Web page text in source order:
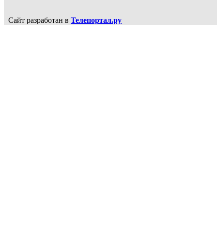
Сайт разработан в Телепортал.ру